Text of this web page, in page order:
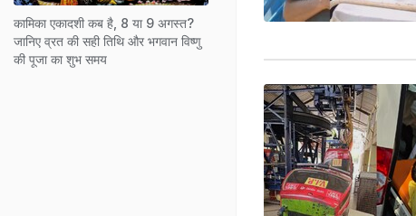
कामिका एकादशी कब है, 8 या 9 अगस्त?
जानिए व्रत की सही तिथि और भगवान विष्णु
की पूजा का शुभ समय